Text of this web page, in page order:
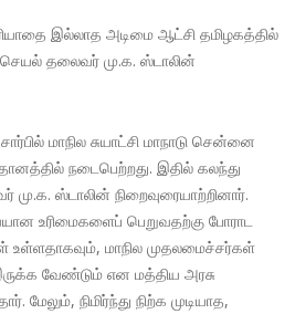
இல்லாத அடிமை ஆட்சி தமிழகத்தில்
தலைவர் மு.க. ஸ்டாலின்
மாநில சுயாட்சி மாநாடு சென்னை
நடைபெற்றது. இதில் கலந்து
ஸ்டாலின் நிறைவுரையாற்றினார்.
உரிமைகளைப் பெறுவதற்கு போராட
உள்ளதாகவும், மாநில முதலமைச்சர்கள்
வேண்டும் என மத்திய அரசு
மேலும், நிமிர்ந்து நிற்க முடியாத,